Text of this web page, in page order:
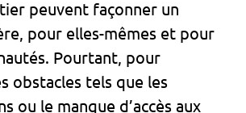
peuvent façonner un
pour elles-mêmes et pour
Pourtant, pour
obstacles tels que les
ou le manque d’accès aux